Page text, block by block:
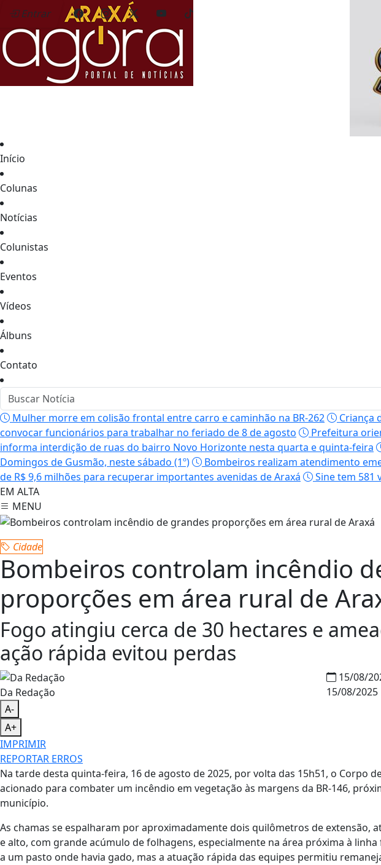
Entrar
Início
Colunas
Notícias
Colunistas
Eventos
Vídeos
Álbuns
Contato
Mulher morre em colisão frontal entre carro e caminhão na BR-262 Criança
convocar funcionários para trabalhar no feriado de 8 de agosto
Prefeitura
informa interdição de ruas do bairro Novo Horizonte nesta quarta e quinta-feira
Domingos de Gusmão, neste sábado (1º)
Bombeiros realizam atendimento
de R$ 9,6 milhões para recuperar importantes avenidas de Araxá
Sine tem 581
EM ALTA
MENU
Cidade
Bombeiros controlam incêndio
proporções em área rural de
Fogo atingiu cerca de 30 hectares e
ação rápida evitou perdas
Da Redação
15/08/
15/08/2025
A-
A+
IMPRIMIR
REPORTAR ERROS
Na tarde desta quinta-feira, 16 de agosto de 2025, por volta das 15h51, o Corpo
acionado para combater um incêndio em vegetação às margens da BR-146,
município.
As chamas se espalharam por aproximadamente dois quilômetros de extensão,
e alto, com grande acúmulo de folhagens, especialmente na área próxima à
a um pasto onde havia gado, mas a atuação rápida das equipes permitiu